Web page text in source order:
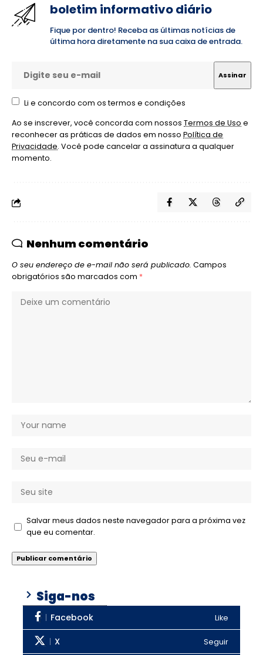
boletim informativo diário
Fique por dentro! Receba as últimas notícias de
última hora diretamente na sua caixa de entrada.
Li e concordo com os termos e condições
Ao se inscrever, você concorda com nossos Termos de Usoe
reconhecer as práticas de dados em nosso Política de
Privacidade. Você pode cancelar a assinatura a qualquer
momento.
Nenhum comentário
O seu endereço de e-mail não será publicado. Campos
obrigatórios são marcados com *
Salvar meus dados neste navegador para a próxima vez
que eu comentar.
Siga-nos
Facebook Like
X Seguir